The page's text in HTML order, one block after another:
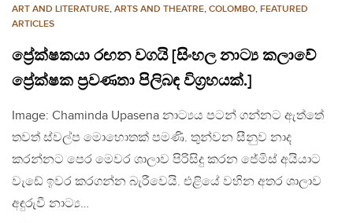
ART AND LITERATURE, ARTS AND THEATRE, COLOMBO, FEATURED
ARTICLES
ප්‍රේක්ෂකයා රඟන වගයි [සිංහල නාට්‍ය කලාවේ
ප්‍රේක්ෂක ප්‍රවණතා පිලිබඳ විග්‍රහයක්.]
Image: Chaminda Upasena නාට්‍යය පටන් ගන්නට ඇත්තේ
තවත් ස්වල්ප මොහොතක් පමණි. තුන්වන සීනුව නාද
කරන්නට පෙර මෙවර ශාලාව පිරිසිදු කරන ජේමිස් අයියාට
වැඩේ ඉවර කරගන්න බැරීවෙයි. එළියේ වහින අතර ශාලාව
අඳුරුවී නාට්‍ය…